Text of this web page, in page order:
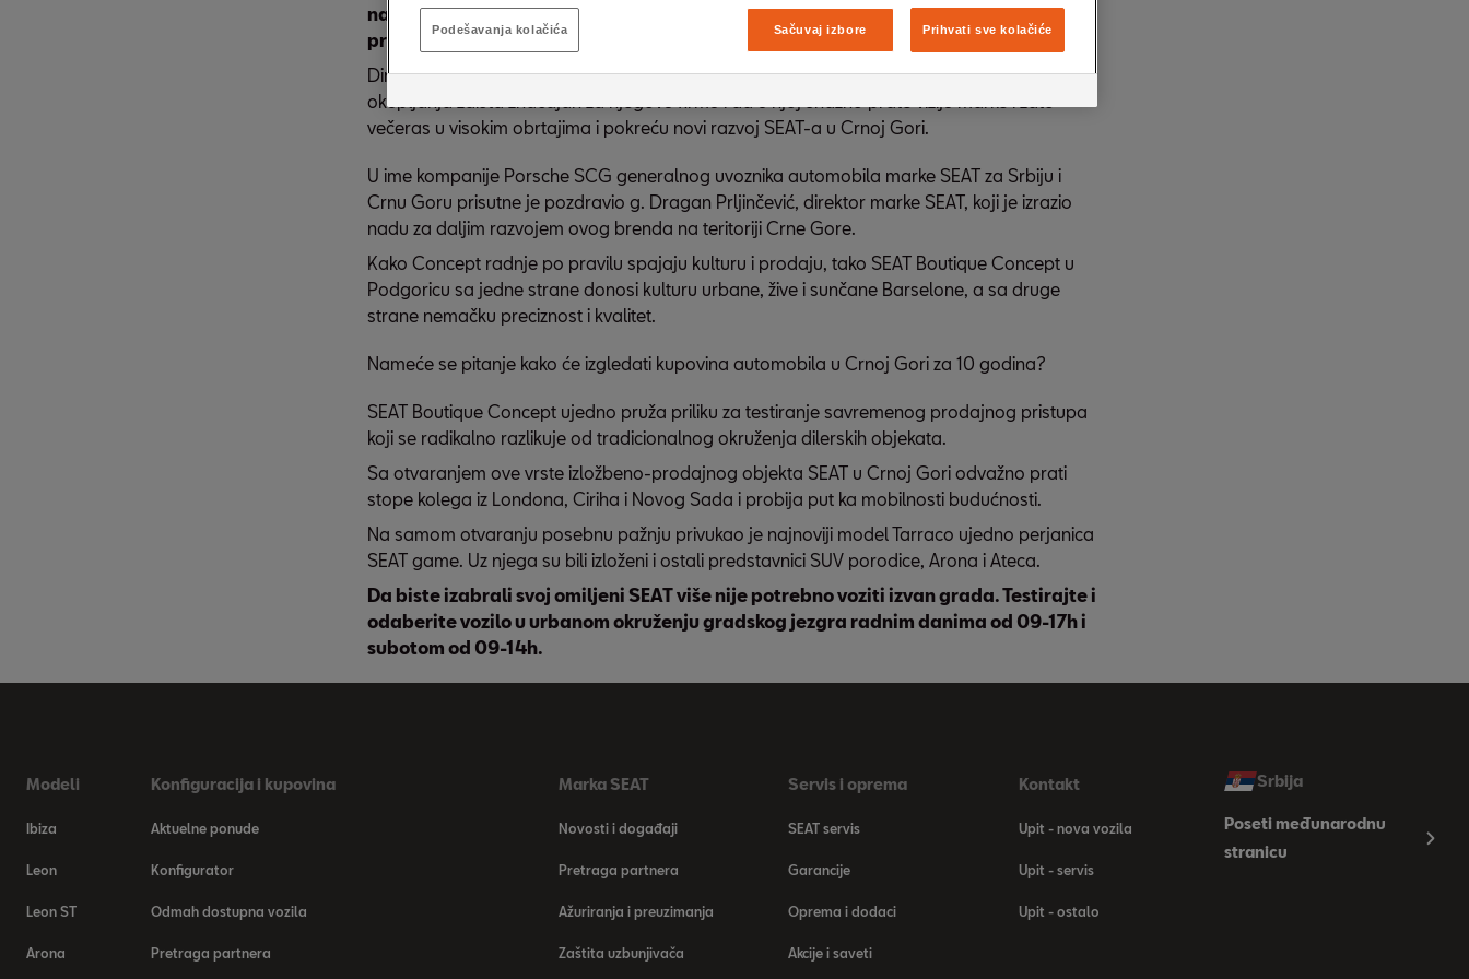
najboljih rezultata u istoriji marke, koja održava svoju poziciju kao najbrže rastući
proizvođač automobila u Evropi.
Direktor Rokšped Auto Centra g. Željko Božović izjavio je da je povod večerašnjeg
okupljanja zaista značajan za njegovu firmu i da u njoj snažno prate viziju marke i zato
večeras u visokim obrtajima i pokreću novi razvoj SEAT-a u Crnoj Gori.
U ime kompanije Porsche SCG generalnog uvoznika automobila marke SEAT za Srbiju i
Crnu Goru prisutne je pozdravio g. Dragan Prljinčević, direktor marke SEAT, koji je izrazio
nadu za daljim razvojem ovog brenda na teritoriji Crne Gore.
Kako Concept radnje po pravilu spajaju kulturu i prodaju, tako SEAT Boutique Concept u
Podgoricu sa jedne strane donosi kulturu urbane, žive i sunčane Barselone, a sa druge
strane nemačku preciznost i kvalitet.
Nameće se pitanje kako će izgledati kupovina automobila u Crnoj Gori za 10 godina?
SEAT Boutique Concept ujedno pruža priliku za testiranje savremenog prodajnog pristupa
koji se radikalno razlikuje od tradicionalnog okruženja dilerskih objekata.
Sa otvaranjem ove vrste izložbeno-prodajnog objekta SEAT u Crnoj Gori odvažno prati
stope kolega iz Londona, Ciriha i Novog Sada i probija put ka mobilnosti budućnosti.
Na samom otvaranju posebnu pažnju privukao je najnoviji model Tarraco ujedno perjanica
SEAT game. Uz njega su bili izloženi i ostali predstavnici SUV porodice, Arona i Ateca.
Da biste izabrali svoj omiljeni SEAT više nije potrebno voziti izvan grada. Testirajte i
odaberite vozilo u urbanom okruženju gradskog jezgra radnim danima od 09-17h i
subotom od 09-14h.
Modeli
Ibiza
Leon
Leon ST
Arona
Konfiguracija i kupovina
Aktuelne ponude
Konfigurator
Odmah dostupna vozila
Pretraga partnera
Marka SEAT
Novosti i događaji
Pretraga partnera
Ažuriranja i preuzimanja
Zaštita uzbunjivača
Servis i oprema
SEAT servis
Garancije
Oprema i dodaci
Akcije i saveti
Kontakt
Upit - nova vozila
Upit - servis
Upit - ostalo
Srbija
Poseti međunarodnu
stranicu
Podešavanja kolačića Sačuvaj izbore Prihvati sve kolačiće